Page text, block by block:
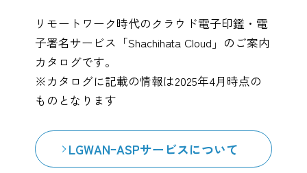
リモートワーク時代のクラウド電子印鑑・電
子署名サービス「Shachihata Cloud」のご案内
カタログです。
※カタログに記載の情報は2025年4月時点の
ものとなります
LGWANｰASPサービスについて